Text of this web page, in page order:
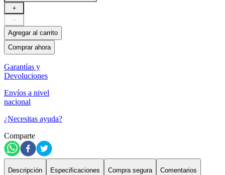
＋
－
Agregar al carrito
Comprar ahora
Garantías y
Devoluciones
Envíos a nivel
nacional
¿Necesitas ayuda?
Comparte
Descripción Especificaciones Compra segura Comentarios